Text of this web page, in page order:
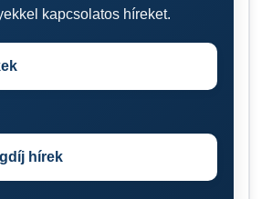
kapcsolatos híreket.
hírek